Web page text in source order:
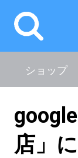
ショップ
店」